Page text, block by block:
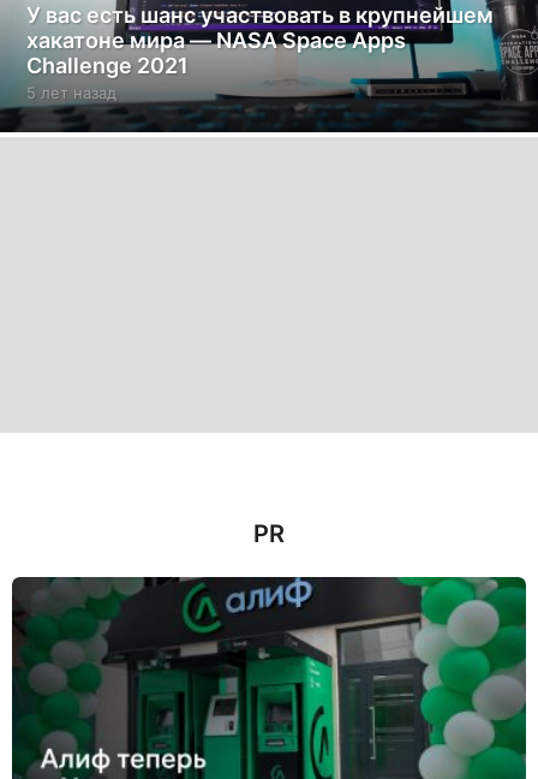
У вас есть шанс участвовать в крупнейшем
хакатоне мира — NASA Space Apps
Challenge 2021
5 лет назад5
л
е
PR